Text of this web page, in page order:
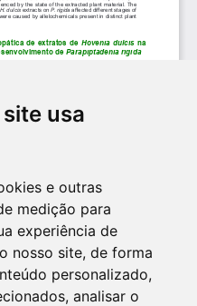
usa
e outras
medição para
experiência de
nosso site, de forma
personalizado,
analisar o